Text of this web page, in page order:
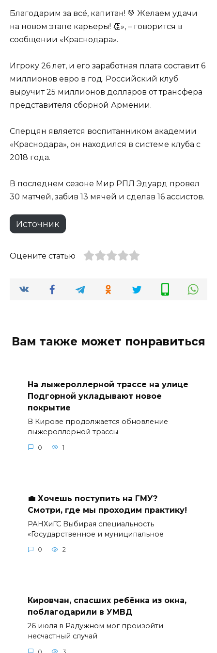
Благодарим за всё, капитан! 💚 Желаем удачи
на новом этапе карьеры! 👏», – говорится в
сообщении «Краснодара».
Игроку 26 лет, и его заработная плата составит 6
миллионов евро в год. Российский клуб
выручит 25 миллионов долларов от трансфера
представителя сборной Армении.
Сперцян является воспитанником академии
«Краснодара», он находился в системе клуба с
2018 года.
В последнем сезоне Мир РПЛ Эдуард провел
30 матчей, забив 13 мячей и сделав 16 ассистов.
Источник
Оцените статью
Вам также может понравиться
На лыжероллерной трассе на улице
Подгорной укладывают новое
покрытие
В Кирове продолжается обновление
лыжероллерной трассы
0 1
💼 Хочешь поступить на ГМУ?
Смотри, где мы проходим практику!
РАНХиГС Выбирая специальность
«Государственное и муниципальное
0 2
Кировчан, спасших ребёнка из окна,
поблагодарили в УМВД
26 июля в Радужном мог произойти
несчастный случай